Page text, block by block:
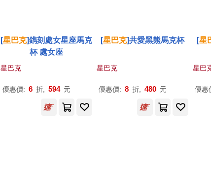
[星巴克]鐫刻處女星座馬克
杯 處女座
星巴克
優惠價: 6 折, 594 元
[星巴克]共愛黑熊馬克杯
星巴克
優惠價: 8 折, 480 元
[星
星巴
優惠